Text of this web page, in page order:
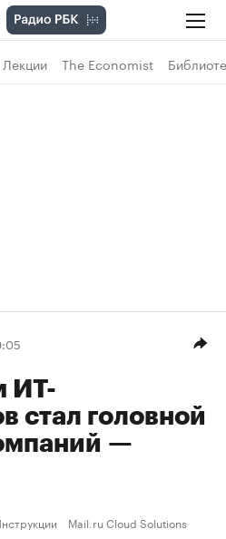
Лекции The Economist
ИТ-
стал головной
—
Mail.ru Cloud Solutions